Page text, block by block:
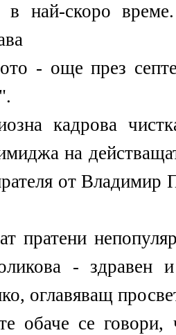
в най-скоро
- още през
кадрова
на
от Владимир
пратени
- здравен
оглавяващ
се говори,